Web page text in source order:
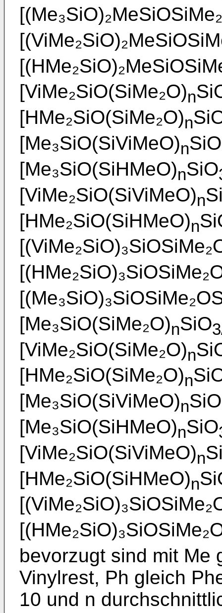
[ViMe₂SiO(SiMe₂O)n
[HMe₂SiO(SiMe₂O)n
[Me₃SiO(SiViMeO)nSiO
[Me₃SiO(SiHMeO)nSiO
[ViMe₂SiO(SiViMeO)n
[HMe₂SiO(SiHMeO)n
[Me₃SiO(SiMe₂O)nSiO
[ViMe₂SiO(SiMe₂O)n
[HMe₂SiO(SiMe₂O)n
[Me₃SiO(SiViMeO)nSiO
[Me₃SiO(SiHMeO)nSiO
[ViMe₂SiO(SiViMeO)n
[HMe₂SiO(SiHMeO)n
bevorzugt sind mit Me
Vinylrest, Ph gleich
10 und n